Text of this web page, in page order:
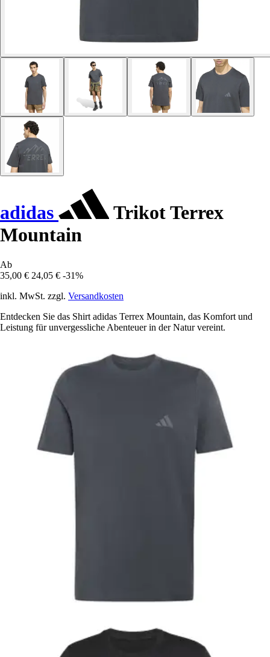
adidas
Trikot Terrex
Mountain
Ab
35,00 € 24,05 € -31%
inkl. MwSt. zzgl. Versandkosten
Entdecken Sie das Shirt adidas Terrex Mountain, das Komfort und
Leistung für unvergessliche Abenteuer in der Natur vereint.